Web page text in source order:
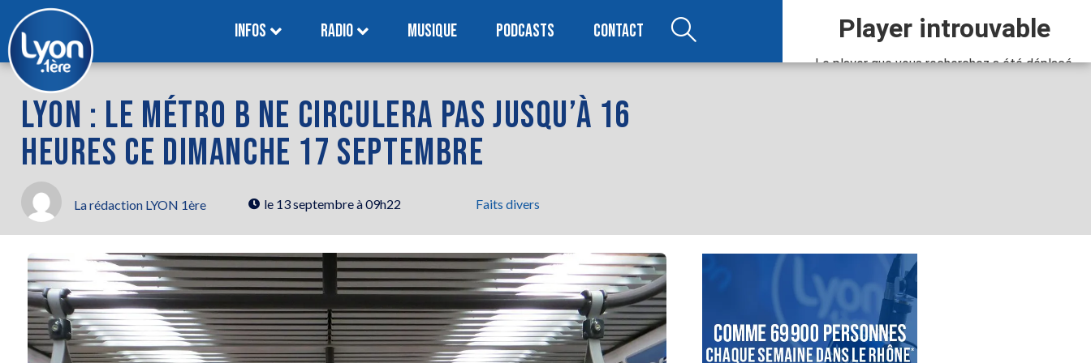
INFOS RADIO MUSIQUE PODCASTS CONTACT
LYON : LE MÉTRO B NE CIRCULERA PAS JUSQU’À 16
HEURES CE DIMANCHE 17 SEPTEMBRE
La rédaction LYON 1ère le 13 septembre à 09h22 Faits divers